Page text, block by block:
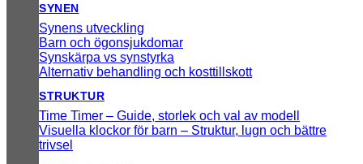
SYNEN
Synens utveckling
Barn och ögonsjukdomar
Synskärpa vs synstyrka
Alternativ behandling och kosttillskott
STRUKTUR
Time Timer – Guide, storlek och val av modell
Visuella klockor för barn – Struktur, lugn och bättre
trivsel